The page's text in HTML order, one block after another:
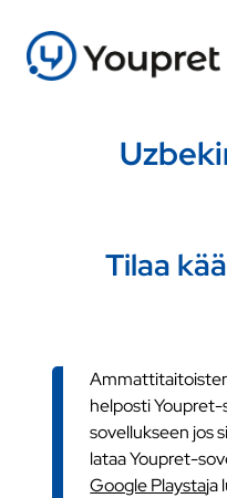
Tilaa
helposti Youpret-
sovellukseen jos
lataa Youpret-
Google Playstaja